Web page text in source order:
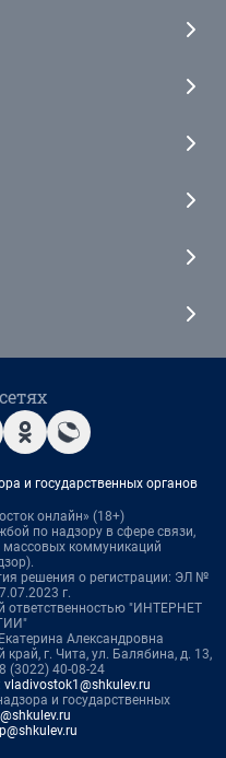
и государственных органов
онлайн» (18+)
по надзору в сфере связи,
коммуникаций
решения о регистрации: ЭЛ №
г.
ответственностью "ИНТЕРНЕТ
Александровна
г. Чита, ул. Балябина, д. 13,
(3022) 40-08-24
vladivostok1@shkulev.ru
и государственных